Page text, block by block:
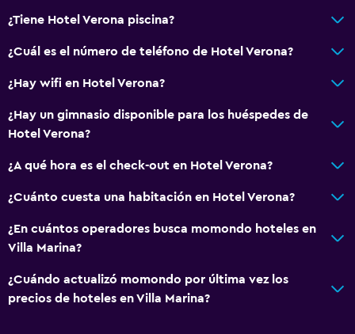
Entrada privada
Baño
Ducha
Gorro de baño
Bidé
Secador de pelo
Baño privado
Sistema de entretenimiento
Radio
¿Tiene Hotel Verona piscina?
¿Cuál es el número de teléfono de Hotel Verona?
¿Hay wifi en Hotel Verona?
¿Hay un gimnasio disponible para los huéspedes de
Hotel Verona?
¿A qué hora es el check-out en Hotel Verona?
¿Cuánto cuesta una habitación en Hotel Verona?
¿En cuántos operadores busca momondo hoteles en
Villa Marina?
¿Cuándo actualizó momondo por última vez los
precios de hoteles en Villa Marina?